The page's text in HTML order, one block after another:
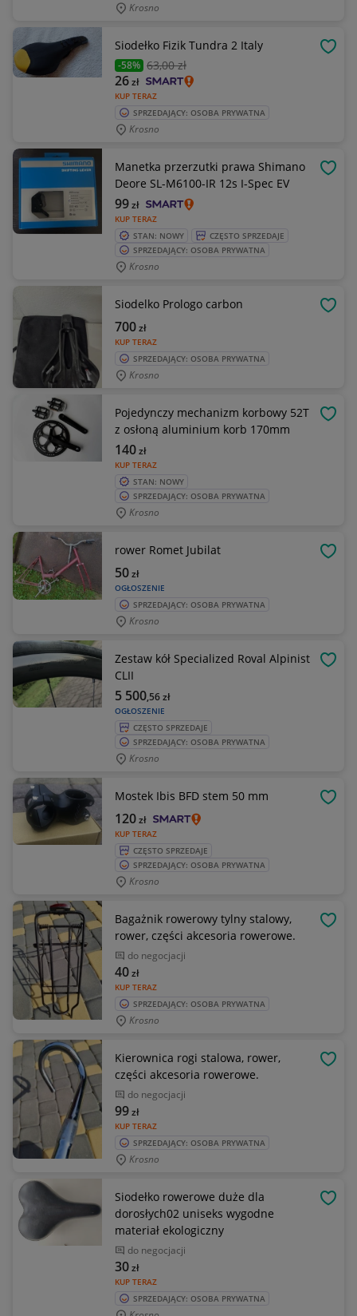
Krosno
Siodełko Fizik Tundra 2 Italy
-58% 63,00 zł
KUP TERAZ
26zł
SPRZEDAJĄCY: OSOBA PRYWATNA
Krosno
Manetka przerzutki prawa Shimano
Deore SL-M6100-IR 12s I-Spec EV
KUP TERAZ
99zł
STAN: NOWY
CZĘSTO SPRZEDAJE
SPRZEDAJĄCY: OSOBA PRYWATNA
Krosno
Siodelko Prologo carbon
KUP TERAZ
700zł
SPRZEDAJĄCY: OSOBA PRYWATNA
Krosno
Pojedynczy mechanizm korbowy 52T
z osłoną aluminium korb 170mm
KUP TERAZ
140zł
STAN: NOWY
SPRZEDAJĄCY: OSOBA PRYWATNA
Krosno
rower Romet Jubilat
OGŁOSZENIE
50zł
SPRZEDAJĄCY: OSOBA PRYWATNA
Krosno
Zestaw kół Specialized Roval Alpinist
CLII
OGŁOSZENIE
5 500,56zł
CZĘSTO SPRZEDAJE
SPRZEDAJĄCY: OSOBA PRYWATNA
Krosno
Mostek Ibis BFD stem 50 mm
KUP TERAZ
120zł
CZĘSTO SPRZEDAJE
SPRZEDAJĄCY: OSOBA PRYWATNA
Krosno
Bagażnik rowerowy tylny stalowy,
rower, części akcesoria rowerowe.
do negocjacji
KUP TERAZ
40zł
SPRZEDAJĄCY: OSOBA PRYWATNA
Krosno
Kierownica rogi stalowa, rower,
części akcesoria rowerowe.
do negocjacji
KUP TERAZ
99zł
SPRZEDAJĄCY: OSOBA PRYWATNA
Krosno
Siodełko rowerowe duże dla
dorosłych02 uniseks wygodne
materiał ekologiczny
do negocjacji
KUP TERAZ
30zł
SPRZEDAJĄCY: OSOBA PRYWATNA